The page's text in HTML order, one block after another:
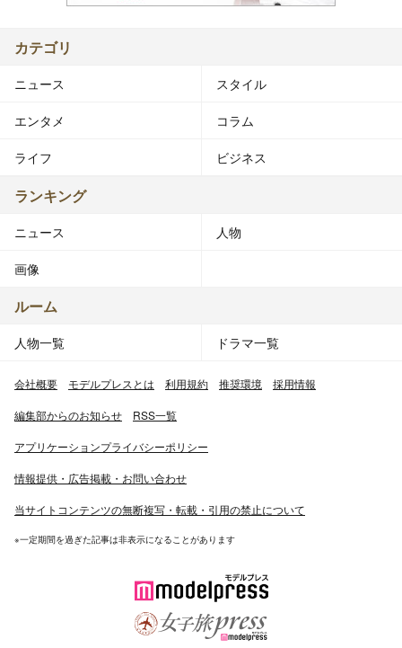
カテゴリ
ニュース スタイル
エンタメ コラム
ライフ ビジネス
ランキング
ニュース 人物
画像
ルーム
人物一覧 ドラマ一覧
会社概要 モデルプレスとは 利用規約 推奨環境 採用情報
編集部からのお知らせ RSS一覧
アプリケーションプライバシーポリシー
情報提供・広告掲載・お問い合わせ
当サイトコンテンツの無断複写・転載・引用の禁止について
※一定期間を過ぎた記事は非表示になることがあります